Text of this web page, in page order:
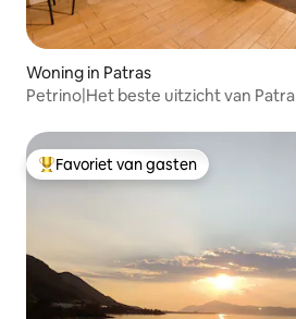
Woning in Patras
Petrino|Het beste uitzicht van Patra
Topfavoriet van gasten
Favoriet van gasten